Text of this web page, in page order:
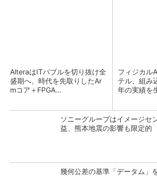
AlteraはITバブルを切り抜け全
盛期へ、時代を先取りしたAr
mコア＋FPGA...
フィジカル
テル、組み
年の実績を
ソニーグループはイメージセ
益、熊本地震の影響も限定的
幾何公差の基準「データム」